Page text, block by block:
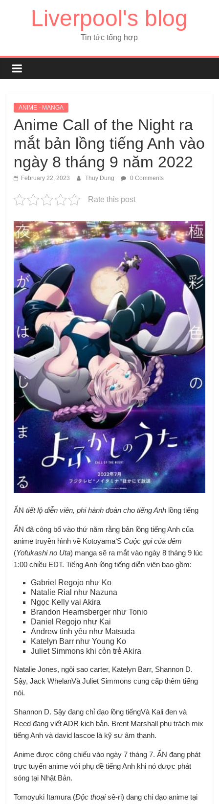
Liverpool's blog
Tin tức tổng hợp
ANIME - MANGA
Anime Call of the Night ra
mắt bản lồng tiếng Anh vào
ngày 8 tháng 9 năm 2022
February 22, 2023 Thuy Dung 0 Comments
Rate this post
ẨN tiết lộ diễn viên, phi hành đoàn cho tiếng Anh lồng tiếng
ẨN đã công bố vào thứ năm rằng bản lồng tiếng Anh của
anime truyền hình về Kotoyama‘SCuộc gọi của đêm
(Yofukashi no Uta) manga sẽ ra mắt vào ngày 8 tháng 9 lúc
1:00 chiều EDT. Tiếng Anh lồng tiếng diễn viên bao gồm:
Gabriel Regojo như Ko
Natalie Rial như Nazuna
Ngọc Kelly vai Akira
Brandon Hearnsberger như Tonio
Daniel Regojo như Kai
Andrew tình yêu như Matsuda
Katelyn Barr như Young Ko
Juliet Simmons khi còn trẻ Akira
Natalie Jones, ngôi sao carter, Katelyn Barr, Shannon D.
Sậy,Jack WhelanVàJuliet Simmons cung cấp thêm tiếng
nói.
Shannon D. Sậy đang chỉ đạo lồng tiếngVà Kali đen và
Reed đang viếtADR kịch bản. Brent Marshall phụ trách mix
tiếng Anh vàdavid lascoe là kỹ sư âm thanh.
Anime được công chiếu vào ngày 7 tháng 7.ẨN đang phát
trực tuyến anime với phụ đề tiếng Anh khi nó được phát
sóng tại Nhật Bản.
Tomoyuki Itamura (Độc thoạisê-ri) đang chỉ đạo anime tại